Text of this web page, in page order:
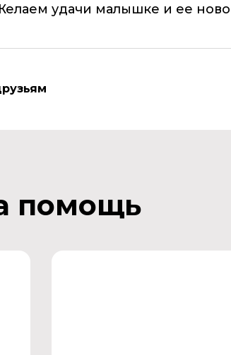
удачи малышке и ее
помощь